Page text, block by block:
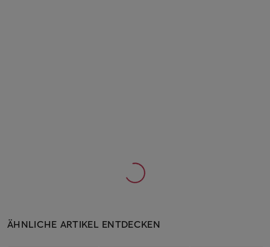
ÄHNLICHE ARTIKEL ENTDECKEN